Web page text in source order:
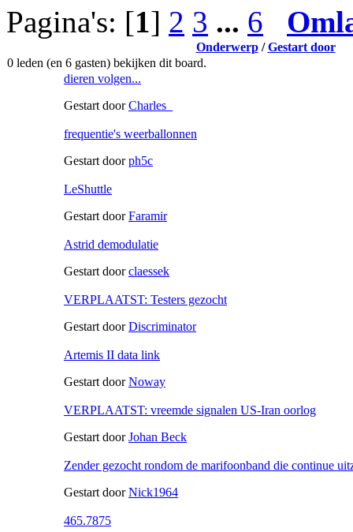
Pagina's: [1] 2 3 ... 6
Onderwerp/Gestart door
0 leden (en 6 gasten) bekijken dit board.
dieren volgen...
Gestart doorCharles_
frequentie's weerballonnen
Gestart doorph5c
LeShuttle
Gestart doorFaramir
Astrid demodulatie
Gestart doorclaessek
VERPLAATST: Testers gezocht
Gestart doorDiscriminator
Artemis II data link
Gestart doorNoway
VERPLAATST: vreemde signalen US-Iran oorlog
Gestart doorJohan Beck
Zender gezocht rondom de marifoonband die continue
Gestart doorNick1964
465.7875